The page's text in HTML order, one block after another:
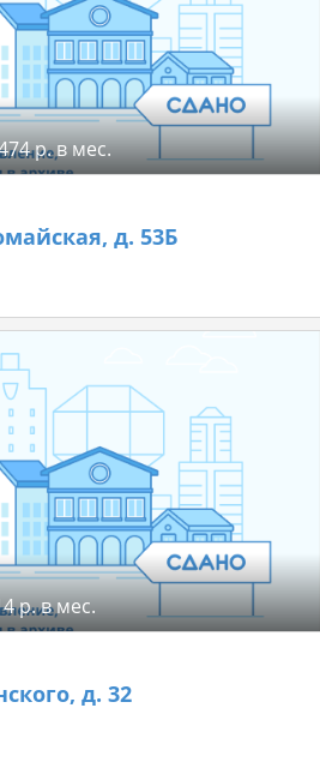
р. в мес.
д. 53Б
р. в мес.
д. 32